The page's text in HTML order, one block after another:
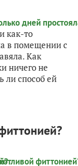
как-то
в помещении с
Как
ничего не
ли способ ей